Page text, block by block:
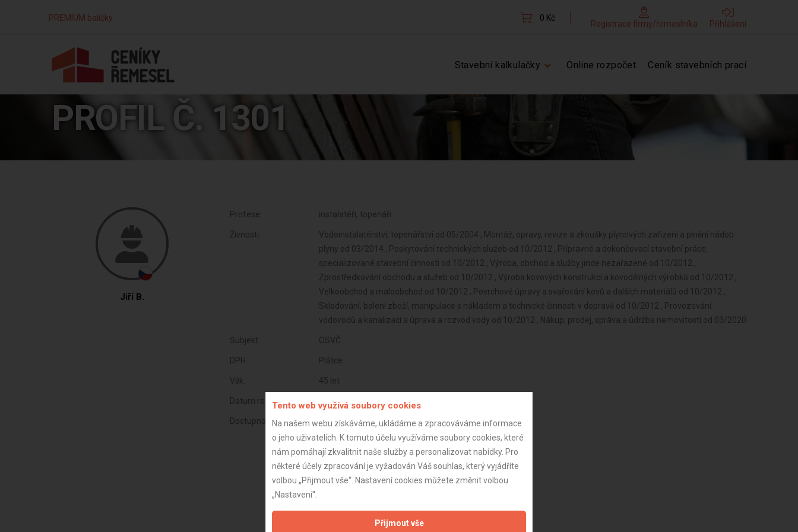
PREMIUM balíčky 0 Kč
Registrace firmy/řemeslníka Přihlášení
Stavební kalkulačky Online rozpočet Ceník stavebních prací
PROFIL Č. 1301
Jiří B.
Profese: instalatéři, topenáři
Živnosti:
Vodoinstalatérství, topenářství od 05/2004 , Montáž, opravy, revize a zkoušky plynových zařízení a plnění nádob
plyny od 03/2014 , Poskytování technických služeb od 10/2012 , Přípravné a dokončovací stavební práce,
specializované stavební činnosti od 10/2012 , Výroba, obchod a služby jinde nezařazené od 10/2012 ,
Zprostředkování obchodu a služeb od 10/2012 , Výroba kovových konstrukcí a kovodělných výrobků od 10/2012 ,
Velkoobchod a maloobchod od 10/2012 , Povrchové úpravy a svařování kovů a dalších materiálů od 10/2012 ,
Skladování, balení zboží, manipulace s nákladem a technické činnosti v dopravě od 10/2012 , Provozování
vodovodů a kanalizací a úprava a rozvod vody od 10/2012 , Nákup, prodej, správa a údržba nemovitostí od 03/2020
Subjekt: OSVČ
DPH: Plátce
Věk: 45 let
Datum registrace: 24.5.2014
Dostupnost:
Tento web využívá soubory cookies
Na našem webu získáváme, ukládáme a zpracováváme informace
o jeho uživatelích. K tomuto účelu využíváme soubory cookies, které
nám pomáhají zkvalitnit naše služby a personalizovat nabídky. Pro
některé účely zpracování je vyžadován Váš souhlas, který vyjádříte
volbou „Přijmout vše“. Nastavení cookies můžete změnit volbou
„Nastavení“.
Přijmout vše